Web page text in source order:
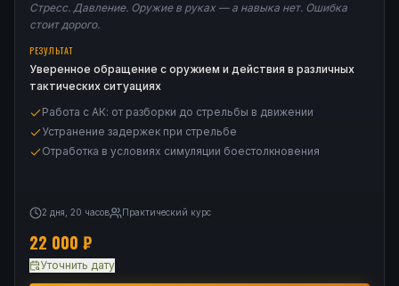
Стресс. Давление. Оружие в руках — а навыка нет. Ошибка
стоит дорого.
РЕЗУЛЬТАТ
Уверенное обращение с оружием и действия в различных
тактических ситуациях
Работа с АК: от разборки до стрельбы в движении
Устранение задержек при стрельбе
Отработка в условиях симуляции боестолкновения
2 дня, 20 часов Практический курс
22 000 ₽
Уточнить дату